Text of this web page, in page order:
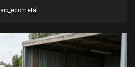
sib_ecometal